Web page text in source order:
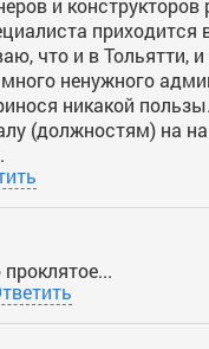
и
что и в Тольятти,
ненужного
никакой
(должностям) на